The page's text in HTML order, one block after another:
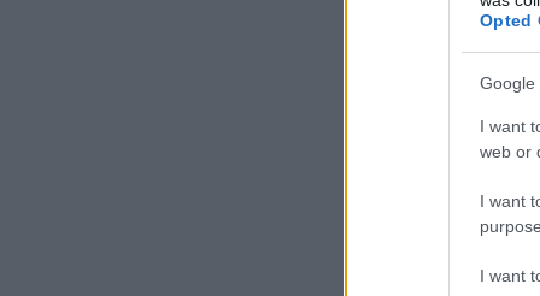
Opted
Google
I want
web or
I want
I want